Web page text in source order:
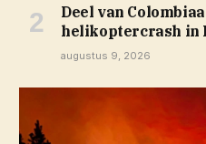
Deel van
helikoptercrash in
augustus 9, 2026